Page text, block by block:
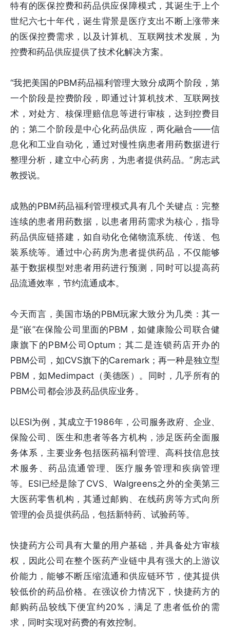
特有的医保控费和药品供应保障模式，其诞生于上个
世纪六七十年代，诞生背景是医疗支出不断上涨带来
的医保控费需求，以及计算机、互联网技术发展，为
控费和药品供应提供了技术化解决方案。
“我把美国的PBM药品福利管理大致分成两个阶段，第
一个阶段是控费阶段，即通过计算机技术、互联网技
术，对处方、核保理赔信息等进行审核，达到控费目
的；第二个阶段是中心化药品供应，两化融合——信
息化和工业自动化，通过对慢性病患者用药数据进行
整理分析，建立中心药房，为患者提供药品。”房志武
教授说。
成熟的PBM药品福利管理模式具有几个关键点：完整
连续的患者用药数据，以患者用药需求为核心，指导
药品供应链搭建，如自动化仓储物流系统、传送、包
装系统等。通过中心药房为患者提供药品，不仅能够
基于数据模型对患者用药进行预测，同时可以提高药
品流通效率，节约流通成本。
今天而言，美国市场的PBM玩家大致分为几类：其一
是“嵌”在保险公司里面的PBM，如健康险公司联合健
康旗下的PBM公司Optum；其二是连锁药店开办的
PBM公司，如CVS旗下的Caremark；再一种是独立型
PBM，如Medimpact（美德医）。同时，几乎所有的
PBM公司都会涉及药品供应业务。
以ESI为例，其成立于1986年，公司服务政府、企业、
保险公司、医生和患者等各方机构，涉足医药全面服
务体系，主要业务包括医药福利管理、高科技信息技
术服务、药品流通管理、医疗服务管理和疾病管理
等。ESI已经是除了CVS、Walgreens之外的全美第三
大医药零售机构，其通过邮购、在线药房等方式向所
管理的会员提供药品，包括新特药、试验药等。
快捷药方公司具有大量的用户基础，并具备处方审核
权，因此公司在整个医药产业链中具有强大的上游议
价能力，能够不断压缩流通和供应链环节，使其提供
较低价的药品价格。在强议价力情况下，快捷药方的
邮购药品较线下便宜约20%，满足了患者低价的需
求，同时实现对药费的有效控制。